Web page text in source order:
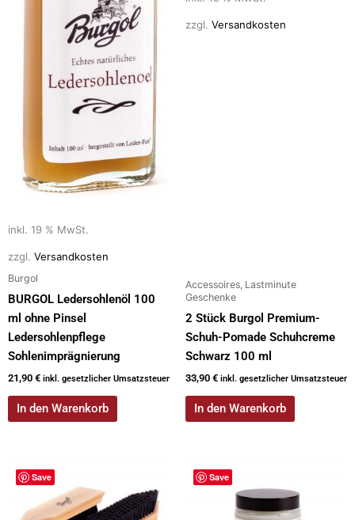
inkl. 19 % MwSt.
zzgl. Versandkosten
Burgol
BURGOL Ledersohlenöl 100
ml ohne Pinsel
Ledersohlenpflege
Sohlenimprägnierung
21,90 € inkl. gesetzlicher Umsatzsteuer
In den Warenkorb
zzgl. Versandkosten
Accessoires, Lastminute
Geschenke
2 Stück Burgol Premium-
Schuh-Pomade Schuhcreme
Schwarz 100 ml
33,90 € inkl. gesetzlicher Umsatzsteuer
In den Warenkorb
Save Save